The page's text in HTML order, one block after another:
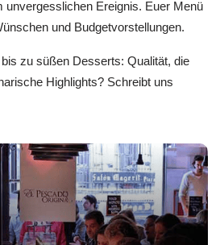
unvergesslichen Ereignis. Euer Menü
und Budgetvorstellungen.
zu süßen Desserts: Qualität, die
Highlights? Schreibt uns